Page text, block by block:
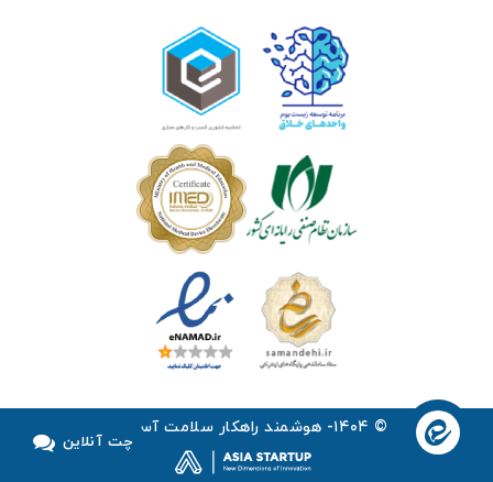
© ۱۴۰۴- هوشمند راهکار سلامت آسیا ™
چت آنلاین